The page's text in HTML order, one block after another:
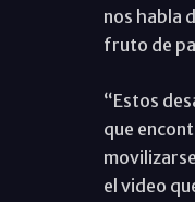
nos habla
fruto de
“Estos
que
el video